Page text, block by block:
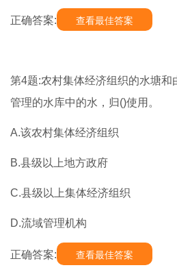
正确答案: 查看最佳答案
第4题:农村集体经济组织的水塘和
管理的水库中的水，归()使用。
A.该农村集体经济组织
B.县级以上地方政府
C.县级以上集体经济组织
D.流域管理机构
正确答案: 查看最佳答案